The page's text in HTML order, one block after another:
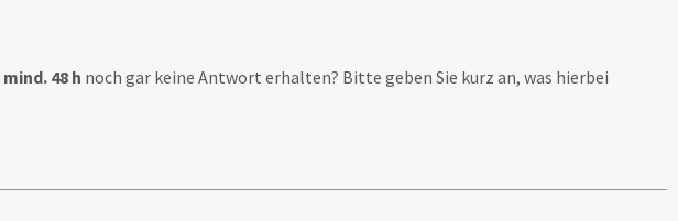
mind. 48 h noch gar keine Antwort erhalten? Bitte geben Sie kurz an, was hierbei